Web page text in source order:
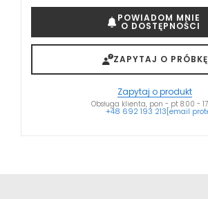
POWIADOM MNIE
O DOSTĘPNOŚCI
ZAPYTAJ O PRÓBKĘ
Zapytaj o produkt
Obsługa klienta, pon - pt 8:00 -
+48 692 193 213[email